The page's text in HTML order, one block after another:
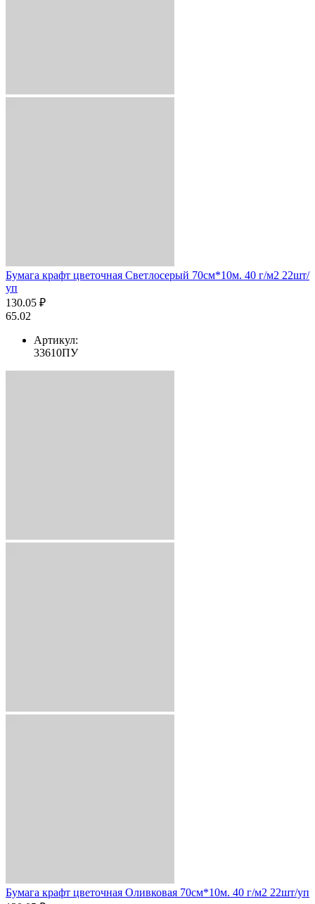
Бумага крафт цветочная Светлосерый 70см*10м. 40 г/м2 22шт/
уп
130.05 ₽
65.02
Артикул:
33610ПУ
Бумага крафт цветочная Оливковая 70см*10м. 40 г/м2 22шт/уп